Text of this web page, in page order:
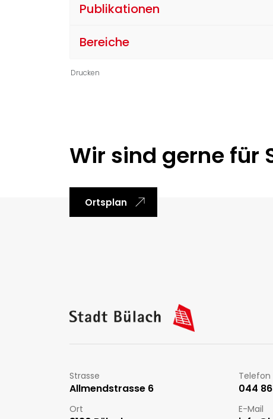
Publikationen
Bereiche
Drucken
Wir sind gerne für
Ortsplan
Kontakt
Strasse
Allmendstrasse 6
Ort
Telefon
044
E-Mail